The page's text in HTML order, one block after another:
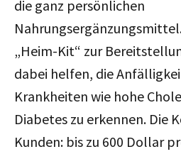
die ganz persönlichen
„Heim-Kit“ zur
dabei helfen, die
Krankheiten wie hohe
Diabetes zu erkennen. Die
Kunden: bis zu 600 Dollar